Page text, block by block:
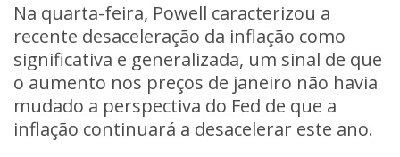
Na quarta-feira, Powell caracterizou a
recente desaceleração da inflação como
significativa e generalizada, um sinal de que
o aumento nos preços de janeiro não havia
mudado a perspectiva do Fed de que a
inflação continuará a desacelerar este ano.